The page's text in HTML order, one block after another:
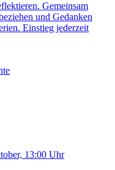
Gemeinsam
und Gedanken
Einstieg jederzeit
13:00 Uhr